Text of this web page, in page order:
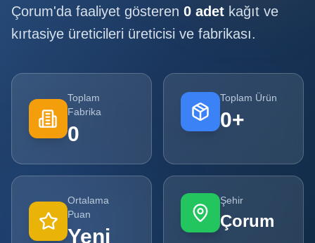
Sayfa
Tüm
Ürünler
Kampanyalar
POPÜLER
KATEGORILER
Çorum'da faaliyet gösteren 0 adet kağıt ve
kırtasiye üreticileri üreticisi ve fabrikası.
Toplam
Fabrika
0
Toplam Ürün
0+
Ortalama
Puan
Yeni
Şehir
Çorum